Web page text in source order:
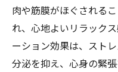
肉や筋膜がほぐされる
れ、心地よいリラック
ーション効果は、スト
分泌を抑え、心身の緊